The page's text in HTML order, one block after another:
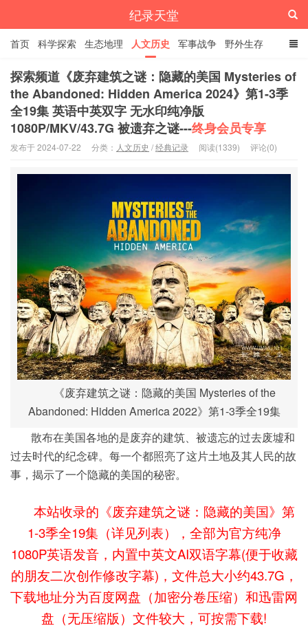
纪录天堂
首页 科学探索 生态地理 人文历史 军事战争 野外生存
经典纪录 4K纪录片 精品资源
探索频道《废弃建筑之谜：隐藏的美国 Mysteries of
the Abandoned: Hidden America 2024》第1-3季
全19集 英语中英双字 无水印纯净版
1080P/MKV/43.7G 被遗弃之谜---终身会员专享
发布于 2024-07-22 分类： 人文历史 /经典记录 阅读(1339) 评论(0)
《废弃建筑之谜：隐藏的美国 Mysteries of the
Abandoned: Hidden America 2022》第1-3季全19集
散布在美国各地的是废弃的建筑、被遗忘的过去废墟和
过去时代的纪念碑。每一个都照亮了这片土地及其人民的故
事，揭示了一个隐藏的美国的秘密。
本站收录的《废弃建筑之谜：隐藏的美国》第
1-3季全19集（详见列表），全部为官方纯净
1080P英语发音，内置中英文AI双语字幕(便于收藏
的朋友二次创作修改字幕)，文件总大小约43.7G，
下载地址分为百度网盘（加密分卷压缩）和迅雷网
盘（无压缩版）文件较大，可按需下载!